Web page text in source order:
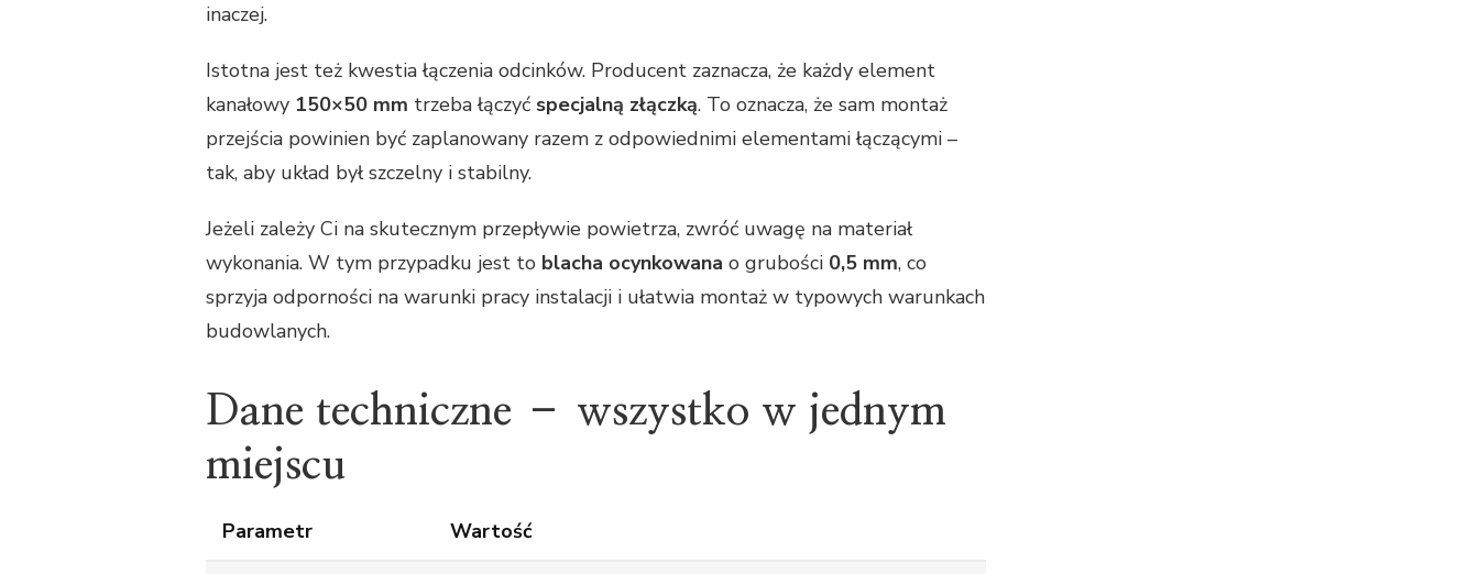
inaczej.
Istotna jest też kwestia łączenia odcinków. Producent zaznacza, że każdy element
kanałowy 150×50 mm trzeba łączyć specjalną złączką. To oznacza, że sam montaż
przejścia powinien być zaplanowany razem z odpowiednimi elementami łączącymi –
tak, aby układ był szczelny i stabilny.
Jeżeli zależy Ci na skutecznym przepływie powietrza, zwróć uwagę na materiał
wykonania. W tym przypadku jest to blacha ocynkowana o grubości 0,5 mm, co
sprzyja odporności na warunki pracy instalacji i ułatwia montaż w typowych warunkach
budowlanych.
Dane techniczne – wszystko w jednym
miejscu
Parametr Wartość